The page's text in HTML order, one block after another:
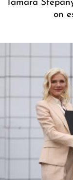
Tamara
on